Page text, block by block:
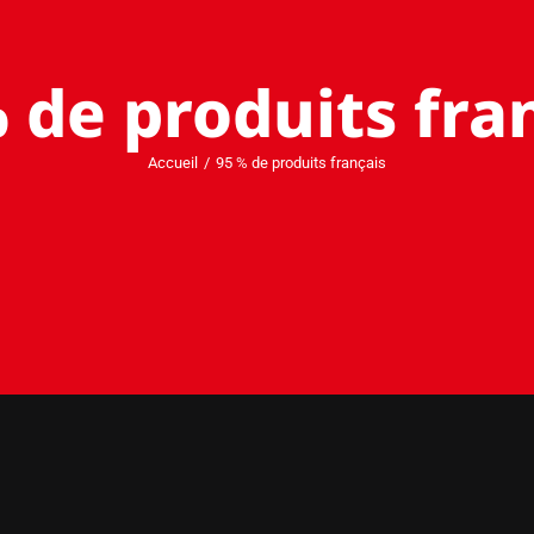
de produits
Accueil 95 % de produits français